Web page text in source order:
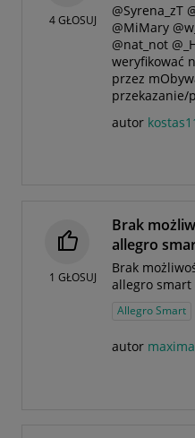
4GŁOSUJ
@Syrena_zT
@MiMary
@nat_not
weryfikować
przez
przekazanie/
autor
1 GŁOSUJ
Brak
allegro
Brak
allegro smart
Allegro Smart
autor